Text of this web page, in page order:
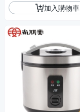
加入購物車